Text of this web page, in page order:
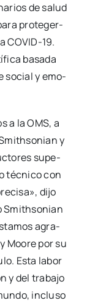
de salud
pro­te­ger­
COVID-19.
basa­da
social y emo­
a la OMS, a
y
supe­
téc­ni­co con
dijo
Smith­so­nian
agra­
Moo­re por su
Esta labor
y del tra­ba­jo
inclu­so